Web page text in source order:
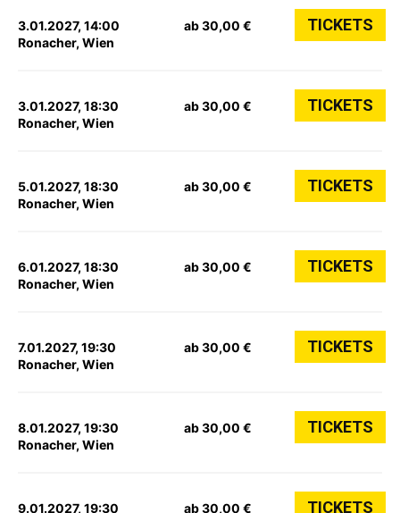
3.01.2027, 14:00
Ronacher, Wien
ab 30,00 € TICKETS
3.01.2027, 18:30
Ronacher, Wien
ab 30,00 € TICKETS
5.01.2027, 18:30
Ronacher, Wien
ab 30,00 € TICKETS
6.01.2027, 18:30
Ronacher, Wien
ab 30,00 € TICKETS
7.01.2027, 19:30
Ronacher, Wien
ab 30,00 € TICKETS
8.01.2027, 19:30
Ronacher, Wien
ab 30,00 € TICKETS
9.01.2027, 19:30
ab 30,00 € TICKETS